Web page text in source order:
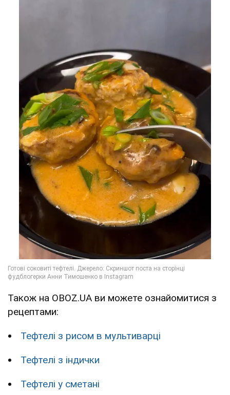
Також на OBOZ.UA ви можете ознайомитися з
рецептами:
Тефтелі з рисом в мультиварці
Тефтелі з індички
Тефтелі у сметані